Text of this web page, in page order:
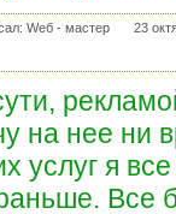
Wеб - мастер 23
на нее ни
услуг я
Все